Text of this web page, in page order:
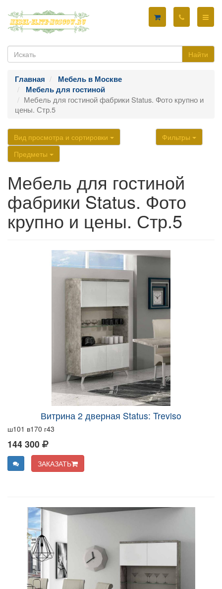
Найти
Главная
Мебель в Москве
Мебель для гостиной
Мебель для гостиной фабрики Status. Фото крупно и
цены. Стр.5
Вид просмотра и сортировки
Фильтры
Предметы
Мебель для гостиной
фабрики Status. Фото
крупно и цены. Стр.5
Витрина 2 дверная Status: Treviso
ш101 в170 г43
144 300
ЗАКАЗАТЬ